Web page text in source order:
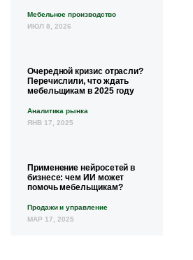
Мебельное производство
ИЮЛ 8, 2026
Очередной кризис отрасли?
Перечислили, что ждать
мебельщикам в 2025 году
Аналитика рынка
ЯНВ 17, 2025
Применение нейросетей в
бизнесе: чем ИИ может
помочь мебельщикам?
Продажи и управление
МАР 17, 2025